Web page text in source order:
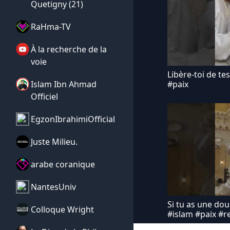
Quetigny (21)
RaHma-TV
À la recherche de la
voie
Islam Ibn Ahmad
Officiel
EgzonIbrahimiOfficial
Juste Milieu.
arabe coranique
NantesUniv
Colloque Wright
Libère-toi de
#paix
Si tu as une
#islam #paix